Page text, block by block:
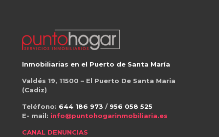
Inmobiliarias en el Puerto de Santa María
Valdés 19, 11500 – El Puerto De Santa Maria
(Cadiz)
Teléfono: 644 186 973 / 956 058 525
E- mail: info@puntohogarinmobiliaria.es
CANAL DENUNCIAS